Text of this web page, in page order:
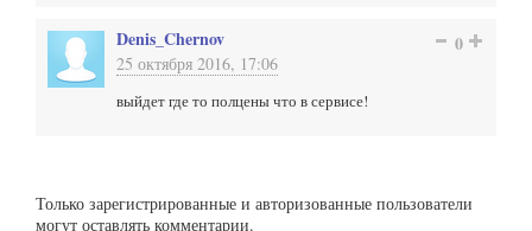
Denis_Chernov
25 октября 2016, 17:06
0
выйдет где то полцены что в сервисе!
Только зарегистрированные и авторизованные пользователи
могут оставлять комментарии.